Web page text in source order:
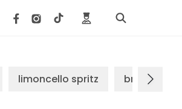
limoncello spritz brassói